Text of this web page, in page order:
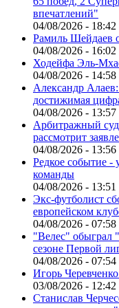
впечатлений"
04/08/2026 - 18:42
Рамиль Шейдаев
04/08/2026 - 16:02
Ходейфа Эль-
04/08/2026 - 14:58
Александр
достижимая
04/08/2026 - 13:57
Арбитражный суд
рассмотрит
04/08/2026 - 13:56
Редкое событие -
команды
04/08/2026 - 13:51
Экс-футболист
европейском
04/08/2026 - 07:58
"Велес" обыграл
сезоне Первой
04/08/2026 - 07:54
Игорь
03/08/2026 - 12:42
Станислав